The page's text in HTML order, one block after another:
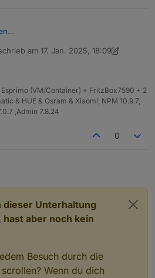
am 17. Jan. 2025, 18:09
editiert von haselchen
(VM/Container) + FritzBox7590 + 2
& HUE & Osram & Xiaomi, NPM 10.9.7,
,Admin 7.8.24
0
dieser Unterhaltung
aber noch kein
Besuch durch die
Wenn du dich